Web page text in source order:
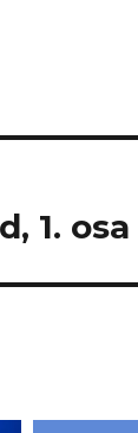
1. osa